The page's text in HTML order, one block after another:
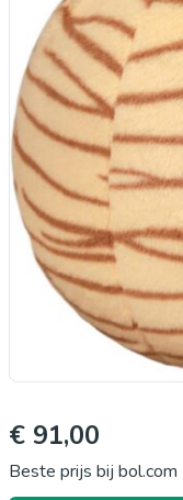
€ 91,00
Beste prijs bij bol.com